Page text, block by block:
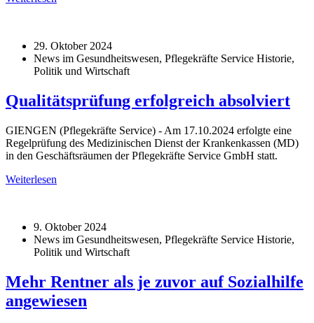
29. Oktober 2024
News im Gesundheitswesen, Pflegekräfte Service Historie,
Politik und Wirtschaft
Qualitätsprüfung erfolgreich absolviert
GIENGEN (Pflegekräfte Service) - Am 17.10.2024 erfolgte eine
Regelprüfung des Medizinischen Dienst der Krankenkassen (MD)
in den Geschäftsräumen der Pflegekräfte Service GmbH statt.
Weiterlesen
9. Oktober 2024
News im Gesundheitswesen, Pflegekräfte Service Historie,
Politik und Wirtschaft
Mehr Rentner als je zuvor auf Sozialhilfe
angewiesen